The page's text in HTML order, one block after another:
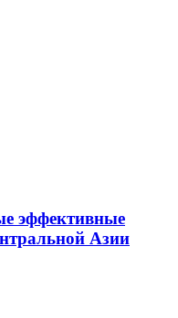
эффективные
Азии